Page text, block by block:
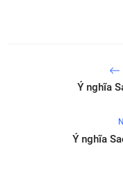
Ý nghĩa
Ý nghĩa